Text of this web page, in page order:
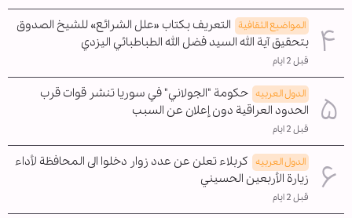
المواضیع الثقافية التعريف بكتاب «علل الشرائع» للشيخ الصدوق
بتحقيق آية الله السيد فضل الله الطباطبائي اليزدي
قبل 2 ايام
الدول العربیه حكومة "الجولاني" في سوريا تنشر قوات قرب
الحدود العراقية دون إعلان عن السبب
قبل 2 ايام
الدول العربیه كربلاء تعلن عن عدد زوار دخلوا الى المحافظة لأداء
زيارة الأربعين الحسيني
قبل 2 ايام